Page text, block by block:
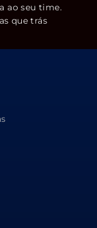
ao seu time.
que trás